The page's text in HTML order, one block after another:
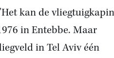
kan de
in Entebbe. Maar
in Tel Aviv één